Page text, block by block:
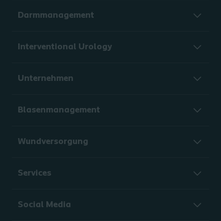
Darmmanagement
Interventional Urology
Unternehmen
Blasenmanagement
Wundversorgung
Services
Social Media